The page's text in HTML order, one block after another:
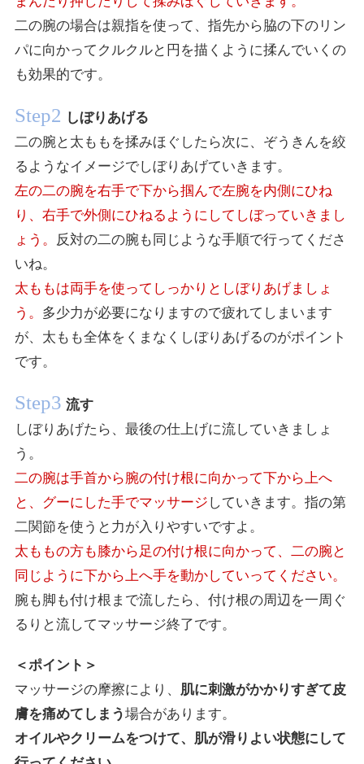
二の腕の場合は親指を使って、指先から脇の下のリン
パに向かってクルクルと円を描くように揉んでいくの
も効果的です。
Step2 しぼりあげる
二の腕と太ももを揉みほぐしたら次に、ぞうきんを絞
るようなイメージでしぼりあげていきます。
左の二の腕を右手で下から掴んで左腕を内側にひね
り、右手で外側にひねるようにしてしぼっていきまし
ょう。 反対の二の腕も同じような手順で行ってくださ
いね。
太ももは両手を使ってしっかりとしぼりあげましょ
う。 多少力が必要になりますので疲れてしまいます
が、太もも全体をくまなくしぼりあげるのがポイント
です。
Step3 流す
しぼりあげたら、最後の仕上げに流していきましょ
う。
二の腕は手首から腕の付け根に向かって下から上へ
と、グーにした手でマッサージ していきます。指の第
二関節を使うと力が入りやすいですよ。
太ももの方も膝から足の付け根に向かって、二の腕と
同じように下から上へ手を動かしていってください。
腕も脚も付け根まで流したら、付け根の周辺を一周ぐ
るりと流してマッサージ終了です。
＜ポイント＞
マッサージの摩擦により、 肌に刺激がかかりすぎて皮
膚を痛めてしまう場合があります。
オイルやクリームをつけて、肌が滑りよい状態にして